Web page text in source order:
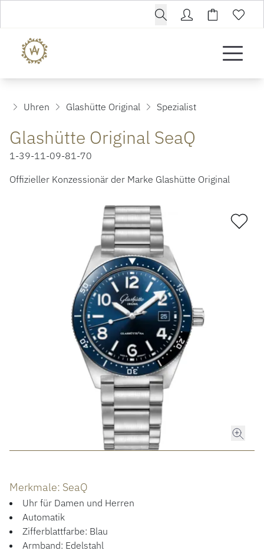
ROLEX CERTIFIED PRE-OWNED
ACCESSOIRES
ÜBER UNS
Uhren Glashütte Original Spezialist
Glashütte Original SeaQ
1-39-11-09-81-70
Offizieller Konzessionär der Marke Glashütte Original
Merkmale: SeaQ
Uhr für Damen und Herren
Automatik
Zifferblattfarbe: Blau
Armband: Edelstahl